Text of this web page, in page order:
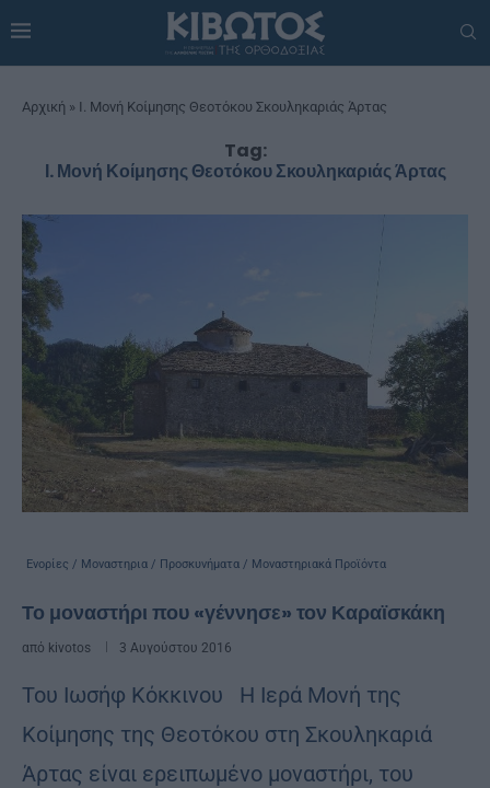
Αρχική » Ι. Μονή Κοίμησης Θεοτόκου Σκουληκαριάς Άρτας
Tag:
Ι. Μονή Κοίμησης Θεοτόκου Σκουληκαριάς Άρτας
Ενορίες / Μοναστηρια / Προσκυνήματα / Μοναστηριακά Προϊόντα
Το μοναστήρι που «γέννησε» τον Καραϊσκάκη
από kivotos 3 Αυγούστου 2016
Του Ιωσήφ Κόκκινου Η Ιερά Μονή της
Κοίμησης της Θεοτόκου στη Σκουληκαριά
Άρτας είναι ερειπωμένο μοναστήρι, του